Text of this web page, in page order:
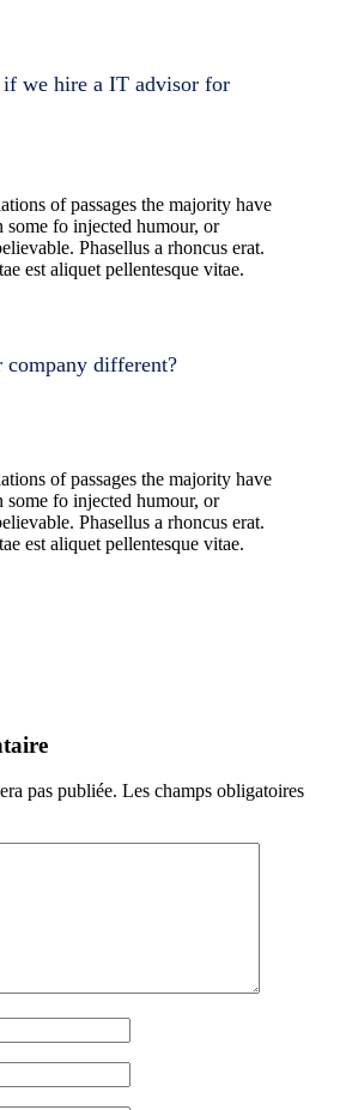
we hire a IT advisor for
of passages the majority have
some fo injected humour, or
Phasellus a rhoncus erat.
est aliquet pellentesque vitae.
company different?
of passages the majority have
some fo injected humour, or
Phasellus a rhoncus erat.
est aliquet pellentesque vitae.
pas publiée. Les champs obligatoires